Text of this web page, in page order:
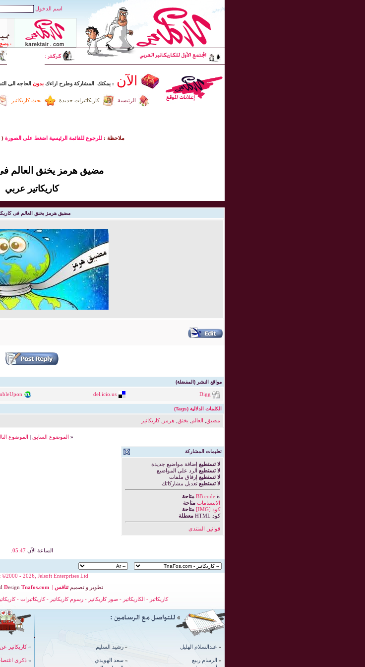
اسم الدخول
الآن : يمكنك المشاركة وطرح اراءك بدون الحاجه الى
بحث كاريكاتير كاريكاتيرات جديدة الرئيسية
ملاحظة : للرجوع للقائمة الرئيسية اضغط على الصورة
مضيق هرمز يخنق العالم فى
كاريكاتير عربي
مضيق هرمز يخنق العالم فى
مواقع النشر (المفضلة)
Digg
del.icio.us
الكلمات الدلالية (Tags)
مضيق العالم يخنق هرمز ,كاريكاتير
« الموضوع السابق | الموضوع
تعليمات المشاركة
لا تستطيع إضافة مواضيع جديدة
لا تستطيع الرد على المواضيع
لا تستطيع إرفاق ملفات
لا تستطيع تعديل مشاركاتك
BB codeis
متاحة
الابتسامات متاحة
كود [IMG]
متاحة
كود HTML
معطلة
قوانين المنتدى
الساعة الآن05:47
- 2026, Jelsoft Enterprises Ltd.
Design Tnafos.com | تطوير و تصميم تنافس
كاريكاتير - الكاريكاتير -صور كاريكاتير - رسوم كاريكاتير -كاريكاتيرات -
» كاريكاتير
» ذكرى
» رشيد السليم » عبدالسلام الهليل
» سعد الهويدي » الرسام ربيع